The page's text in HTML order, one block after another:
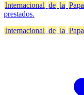
Internacional de la Papa
prestados.
Internacional de la Papa